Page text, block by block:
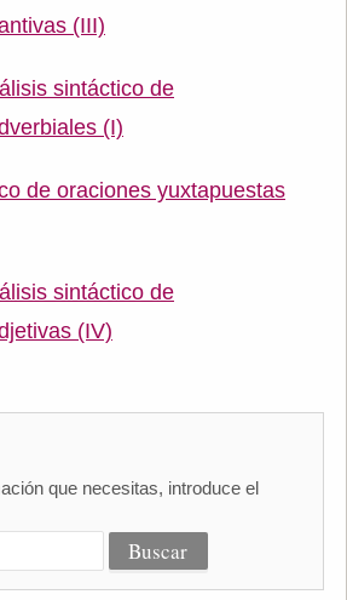
(III)
sintáctico de
(I)
de oraciones yuxtapuestas
sintáctico de
(IV)
que necesitas, introduce el